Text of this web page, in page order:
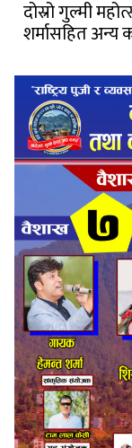
दोस्रो गुल्मी
शर्मासहित अन्य